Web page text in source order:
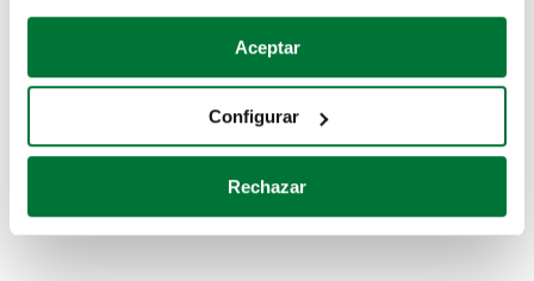
Si lo permite, también quisiéramos:
Recopilar información sobre su ubicación geográfica
Identificar su dispositivo analizándolo activamente
para buscar características específicas (huellas
Obtenga más información sobre cómo se procesan sus
Aceptar
Configurar
Rechazar
Coches de segunda mano
Coches de km0